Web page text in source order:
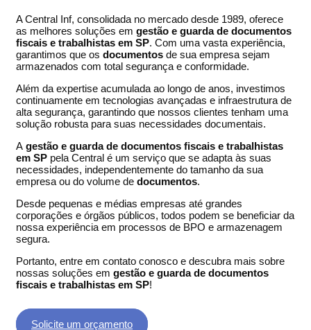
A Central Inf, consolidada no mercado desde 1989, oferece
as melhores soluções em gestão e guarda de documentos
fiscais e trabalhistas em SP. Com uma vasta experiência,
garantimos que os documentos de sua empresa sejam
armazenados com total segurança e conformidade.
Além da expertise acumulada ao longo de anos, investimos
continuamente em tecnologias avançadas e infraestrutura de
alta segurança, garantindo que nossos clientes tenham uma
solução robusta para suas necessidades documentais.
A gestão e guarda de documentos fiscais e trabalhistas
em SP pela Central é um serviço que se adapta às suas
necessidades, independentemente do tamanho da sua
empresa ou do volume de documentos.
Desde pequenas e médias empresas até grandes
corporações e órgãos públicos, todos podem se beneficiar da
nossa experiência em processos de BPO e armazenagem
segura.
Portanto, entre em contato conosco e descubra mais sobre
nossas soluções em gestão e guarda de documentos
fiscais e trabalhistas em SP!
Solicite um orçamento